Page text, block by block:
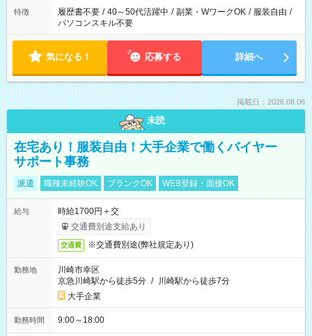
特徴 履歴書不要 / 40～50代活躍中 / 副業・WワークOK / 服装自由 /
パソコンスキル不要
気になる！ 応募する 詳細へ
掲載日：2026.08.06
未読
在宅あり！服装自由！大手企業で働くバイヤー
サポート事務
派遣 職種未経験OK ブランクOK WEB登録・面接OK
給与
時給1700円＋交
交通費別途支給あり
交通費 ※交通費別途(弊社規定あり)
勤務地
川崎市幸区
京急川崎駅から徒歩5分 / 川崎駅から徒歩7分
大手企業
勤務時間 9:00～18:00